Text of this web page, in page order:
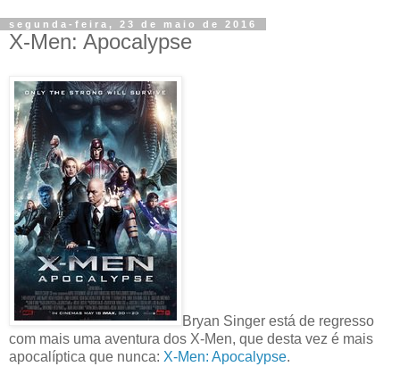
segunda-feira, 23 de maio de 2016
X-Men: Apocalypse
Bryan Singer está de regresso
com mais uma aventura dos X-Men, que desta vez é mais
apocalíptica que nunca: X-Men: Apocalypse.